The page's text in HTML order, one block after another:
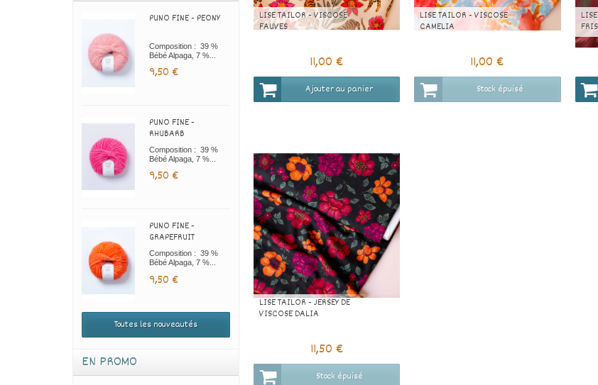
PUNO FINE - PEONY
Composition : 39 %
Bébé Alpaga, 7 %...
9,50 €
PUNO FINE -
RHUBARB
Composition : 39 %
Bébé Alpaga, 7 %...
9,50 €
PUNO FINE -
GRAPEFRUIT
Composition : 39 %
Bébé Alpaga, 7 %...
9,50 €
Toutes les nouveautés
EN PROMO
LISE TAILOR - VISCOSE
FAUVES
11,00 €
Ajouter au panier
LISE TAILOR - VISCOSE
CAMELIA
11,00 €
Stock épuisé
LISE TAILOR - JERSEY DE
VISCOSE DALIA
11,50 €
Stock épuisé